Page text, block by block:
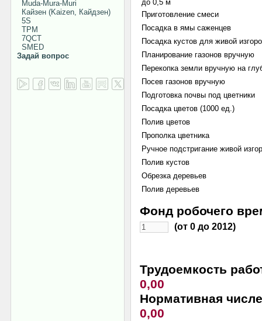
Muda-Mura-Muri
Кайзен (Kaizen, Кайдзен)
5S
TPM
7QCT
SMED
Задай вопрос
до 0,5 м
Приготовление смеси
Посадка в ямы саженцев
Посадка кустов для живой
Планирование газонов вручную
Перекопка земли вручную на
Посев газонов вручную
Подготовка почвы под цветники
Посадка цветов (1000 ед.)
Полив цветов
Прополка цветника
Ручное подстригание живой
Полив кустов
Обрезка деревьев
Полив деревьев
Фонд робочего
(от 0 до 2012)
Трудоемкость
0,00
Нормативная
0,00